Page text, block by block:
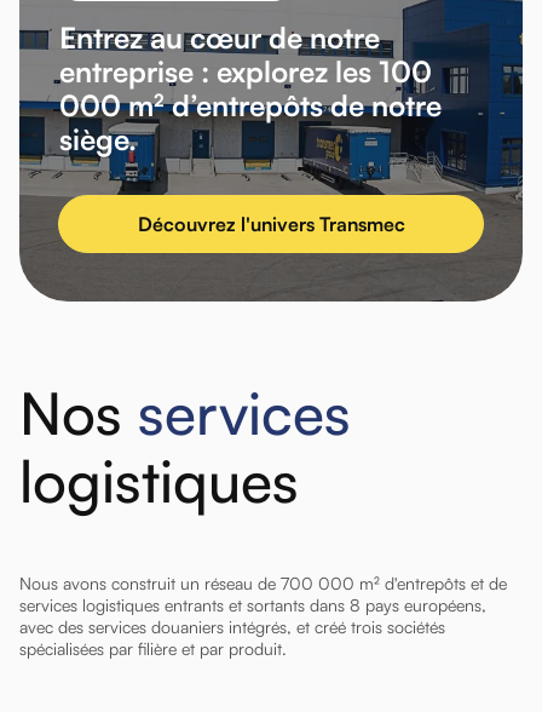
Entrez au cœur de notre
entreprise : explorez les 100
000 m² d’entrepôts de notre
siège.
Découvrez l'univers Transmec
Nos services
logistiques
Nous avons construit un réseau de 700 000 m² d'entrepôts et de
services logistiques entrants et sortants dans 8 pays européens,
avec des services douaniers intégrés, et créé trois sociétés
spécialisées par filière et par produit.